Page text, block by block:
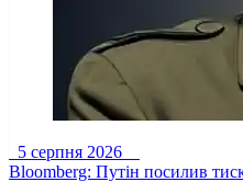
5 серпня 2026
Bloomberg: Путін посилив